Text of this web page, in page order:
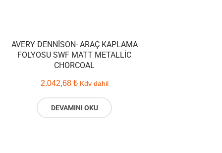
AVERY DENNISON- ARAÇ KAPLAMA
FOLYOSU SWF MATT METALLIC
CHORCOAL
2.042,68 ₺ Kdv dahil
DEVAMINI OKU